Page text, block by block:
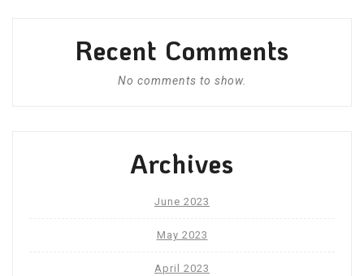
Recent Comments
No comments to show.
Archives
June 2023
May 2023
April 2023